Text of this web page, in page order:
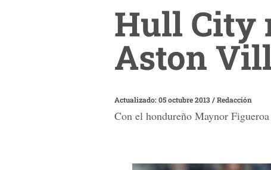
Hull City
Aston
Actualizado: 05 octubre 2013/Redacción
Con el hondureño Maynor